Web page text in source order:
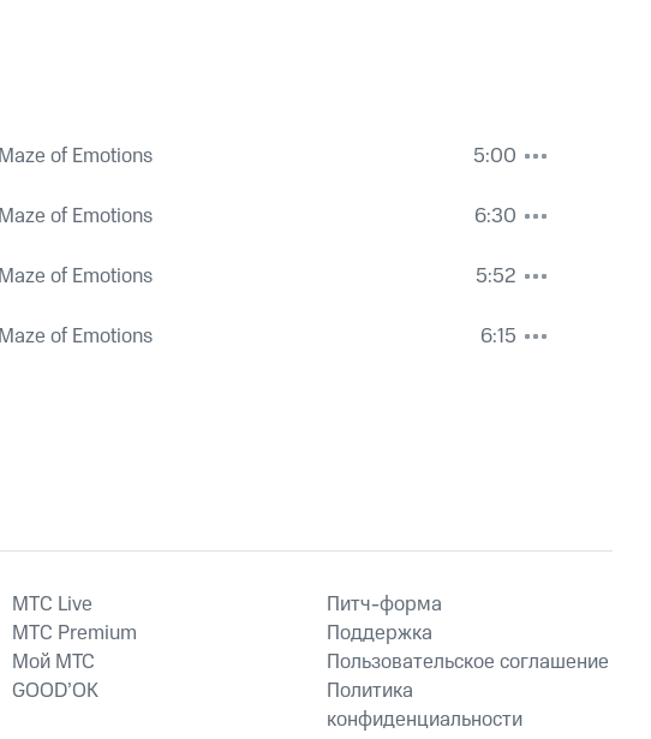
Maze of Emotions
5:00
Maze of Emotions
6:30
Maze of Emotions
5:52
Maze of Emotions 6:15
MTС Live
MTС Premium
Мой МТС
GOOD’OK
Питч-форма
Поддержка
Пользовательское соглашение
Политика
конфиденциальности